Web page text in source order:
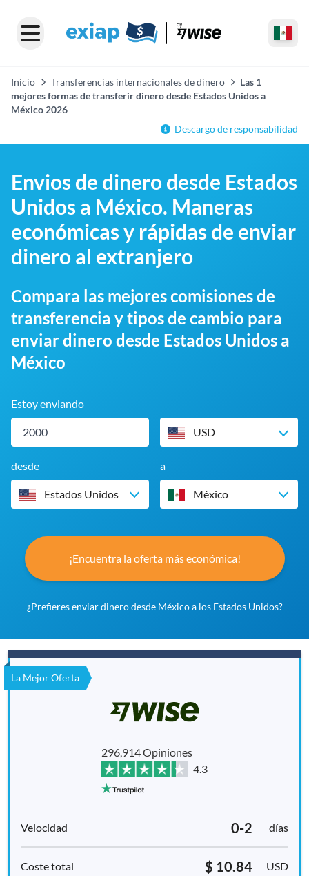
Inicio Transferencias internacionales de dinero
Las 1
mejores formas de transferir dinero desde Estados Unidos a
México 2026
Descargo de responsabilidad
Envios de dinero desde Estados
Unidos a México. Maneras
económicas y rápidas de enviar
dinero al extranjero
Compara las mejores comisiones de
transferencia y tipos de cambio para
enviar dinero desde Estados Unidos a
México
Estoy enviando
USD
desde
Estados Unidos
a
México
¡Encuentra la oferta más económica!
¿Prefieres enviar dinero desde México a los Estados Unidos?
La Mejor Oferta
296,914 Opiniones
4.3
0-2 días
$ 10.84
USD